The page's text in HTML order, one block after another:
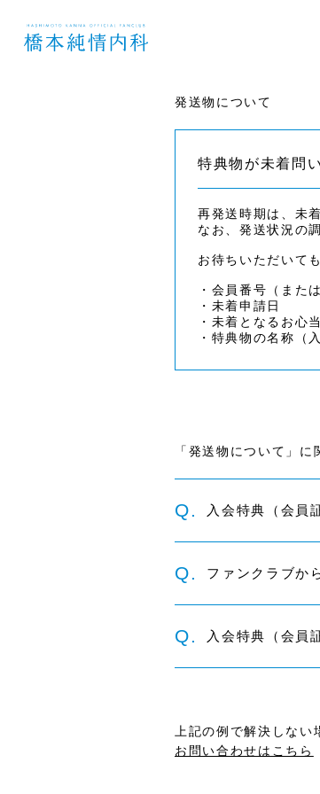
発送物について
特典物が未着問
再発送時期は、未
なお、発送状況の
お待ちいただいて
・会員番号（または
・未着申請日
・未着となるお心
・特典物の名称（
「発送物について」に
Q. 入会特典（会員
Q. ファンクラブか
Q. 入会特典（会員
上記の例で解決しな
お問い合わせはこちら